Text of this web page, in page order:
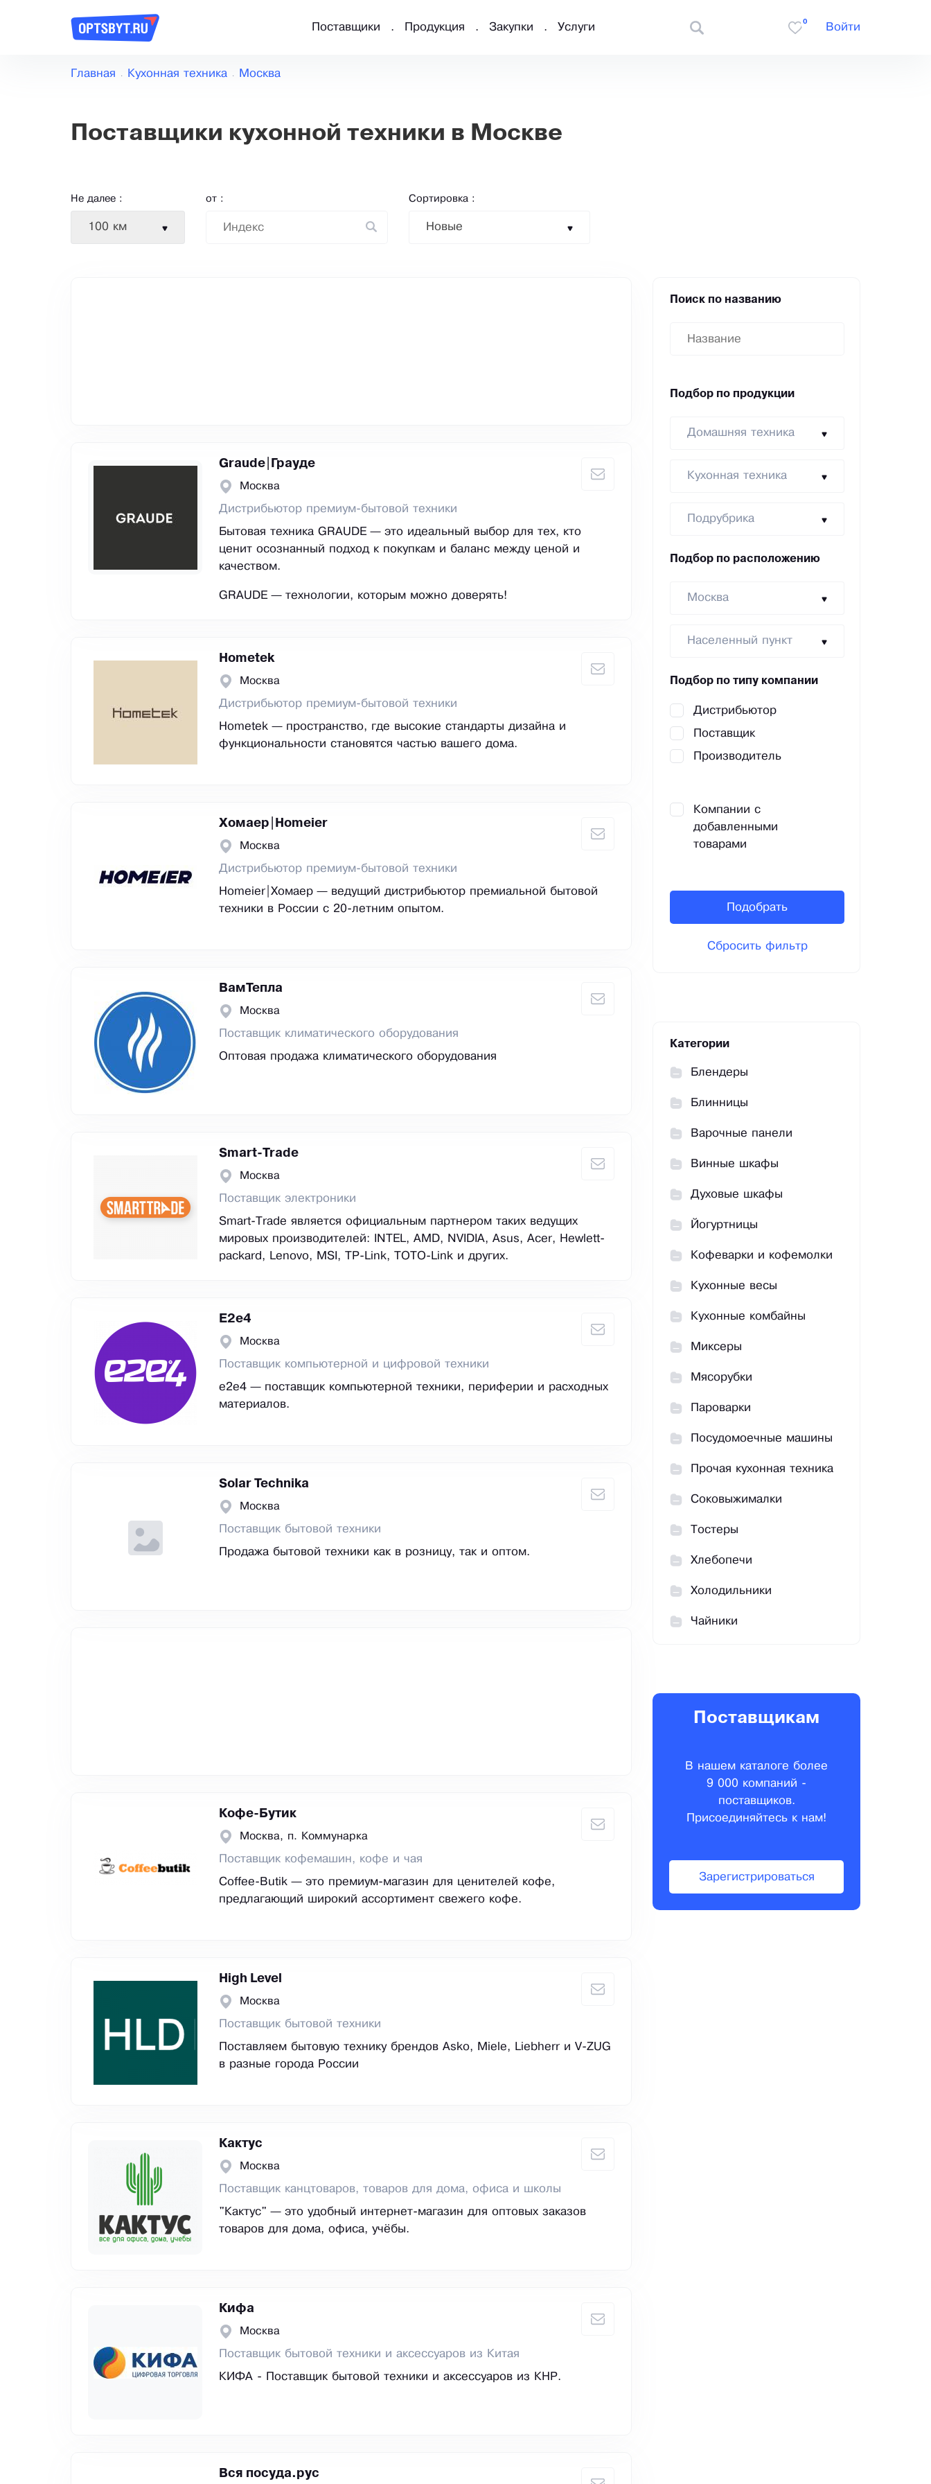
Поставщики Продукция Закупки Услуги
0
Войти
Главная Кухонная техника Москва
Поставщики кухонной техники в Москве
Не далее :
100 км
от : Сортировка :
Новые
Graude|Грауде
Москва
Дистрибьютор премиум-бытовой техники
Бытовая техника GRAUDE — это идеальный выбор для тех, кто
ценит осознанный подход к покупкам и баланс между ценой и
качеством.
GRAUDE — технологии, которым можно доверять!
Hometek
Москва
Дистрибьютор премиум-бытовой техники
Hometek — пространство, где высокие стандарты дизайна и
функциональности становятся частью вашего дома.
Хомаер|Homeier
Москва
Дистрибьютор премиум-бытовой техники
Homeier|Хомаер — ведущий дистрибьютор премиальной бытовой
техники в России с 20-летним опытом.
ВамТепла
Москва
Поставщик климатического оборудования
Оптовая продажа климатического оборудования
Smart-Trade
Москва
Поставщик электроники
Smart-Trade является официальным партнером таких ведущих
мировых производителей: INTEL, AMD, NVIDIA, Asus, Acer, Hewlett-
packard, Lenovo, MSI, TP-Link, TOTO-Link и других.
E2е4
Москва
Поставщик компьютерной и цифровой техники
e2e4 — поставщик компьютерной техники, периферии и расходных
материалов.
Solar Technika
Москва
Поставщик бытовой техники
Продажа бытовой техники как в розницу, так и оптом.
Кофе-Бутик
Москва, п. Коммунарка
Поставщик кофемашин, кофе и чая
Coffee-Butik — это премиум-магазин для ценителей кофе,
предлагающий широкий ассортимент свежего кофе.
High Level
Москва
Поставщик бытовой техники
Поставляем бытовую технику брендов Asko, Miele, Liebherr и V-ZUG
в разные города России
Кактус
Москва
Поставщик канцтоваров, товаров для дома, офиса и школы
"Кактус" — это удобный интернет-магазин для оптовых заказов
товаров для дома, офиса, учёбы.
Кифа
Москва
Поставщик бытовой техники и аксессуаров из Китая
КИФА - Поставщик бытовой техники и аксессуаров из КНР.
Вся посуда.рус
Поиск по названию
Подбор по продукции
Домашняя техника
Кухонная техника
Подрубрика
Подбор по расположению
Москва
Населенный пункт
Подбор по типу компании
Дистрибьютор
Поставщик
Производитель
Компании с
добавленными
товарами
Подобрать
Сбросить фильтр
Категории
Блендеры
Блинницы
Варочные панели
Винные шкафы
Духовые шкафы
Йогуртницы
Кофеварки и кофемолки
Кухонные весы
Кухонные комбайны
Миксеры
Мясорубки
Пароварки
Посудомоечные машины
Прочая кухонная техника
Соковыжималки
Тостеры
Хлебопечи
Холодильники
Чайники
Поставщикам
В нашем каталоге более
9 000 компаний -
поставщиков.
Присоединяйтесь к нам!
Зарегистрироваться